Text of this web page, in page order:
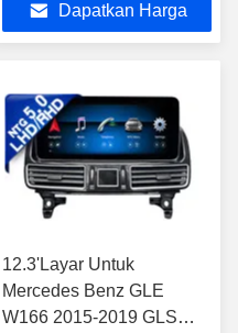
Dapatkan Harga
12.3'Layar Untuk
Mercedes Benz GLE
W166 2015-2019 GLS